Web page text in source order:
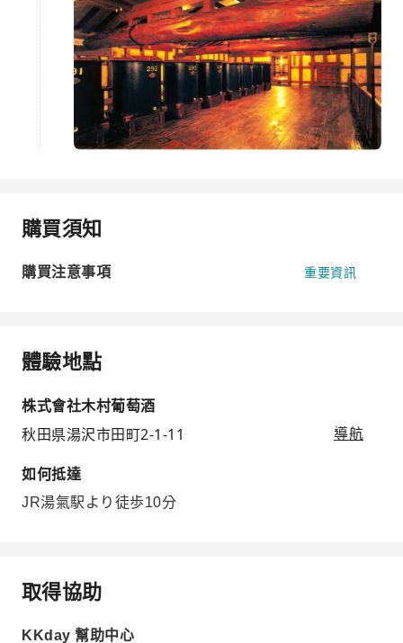
購買須知
購買注意事項 重要資訊
體驗地點
株式會社木村葡萄酒
秋田県湯沢市田町2-1-11
導航
如何抵達
JR湯氣駅より徒歩10分
取得協助
KKday 幫助中心